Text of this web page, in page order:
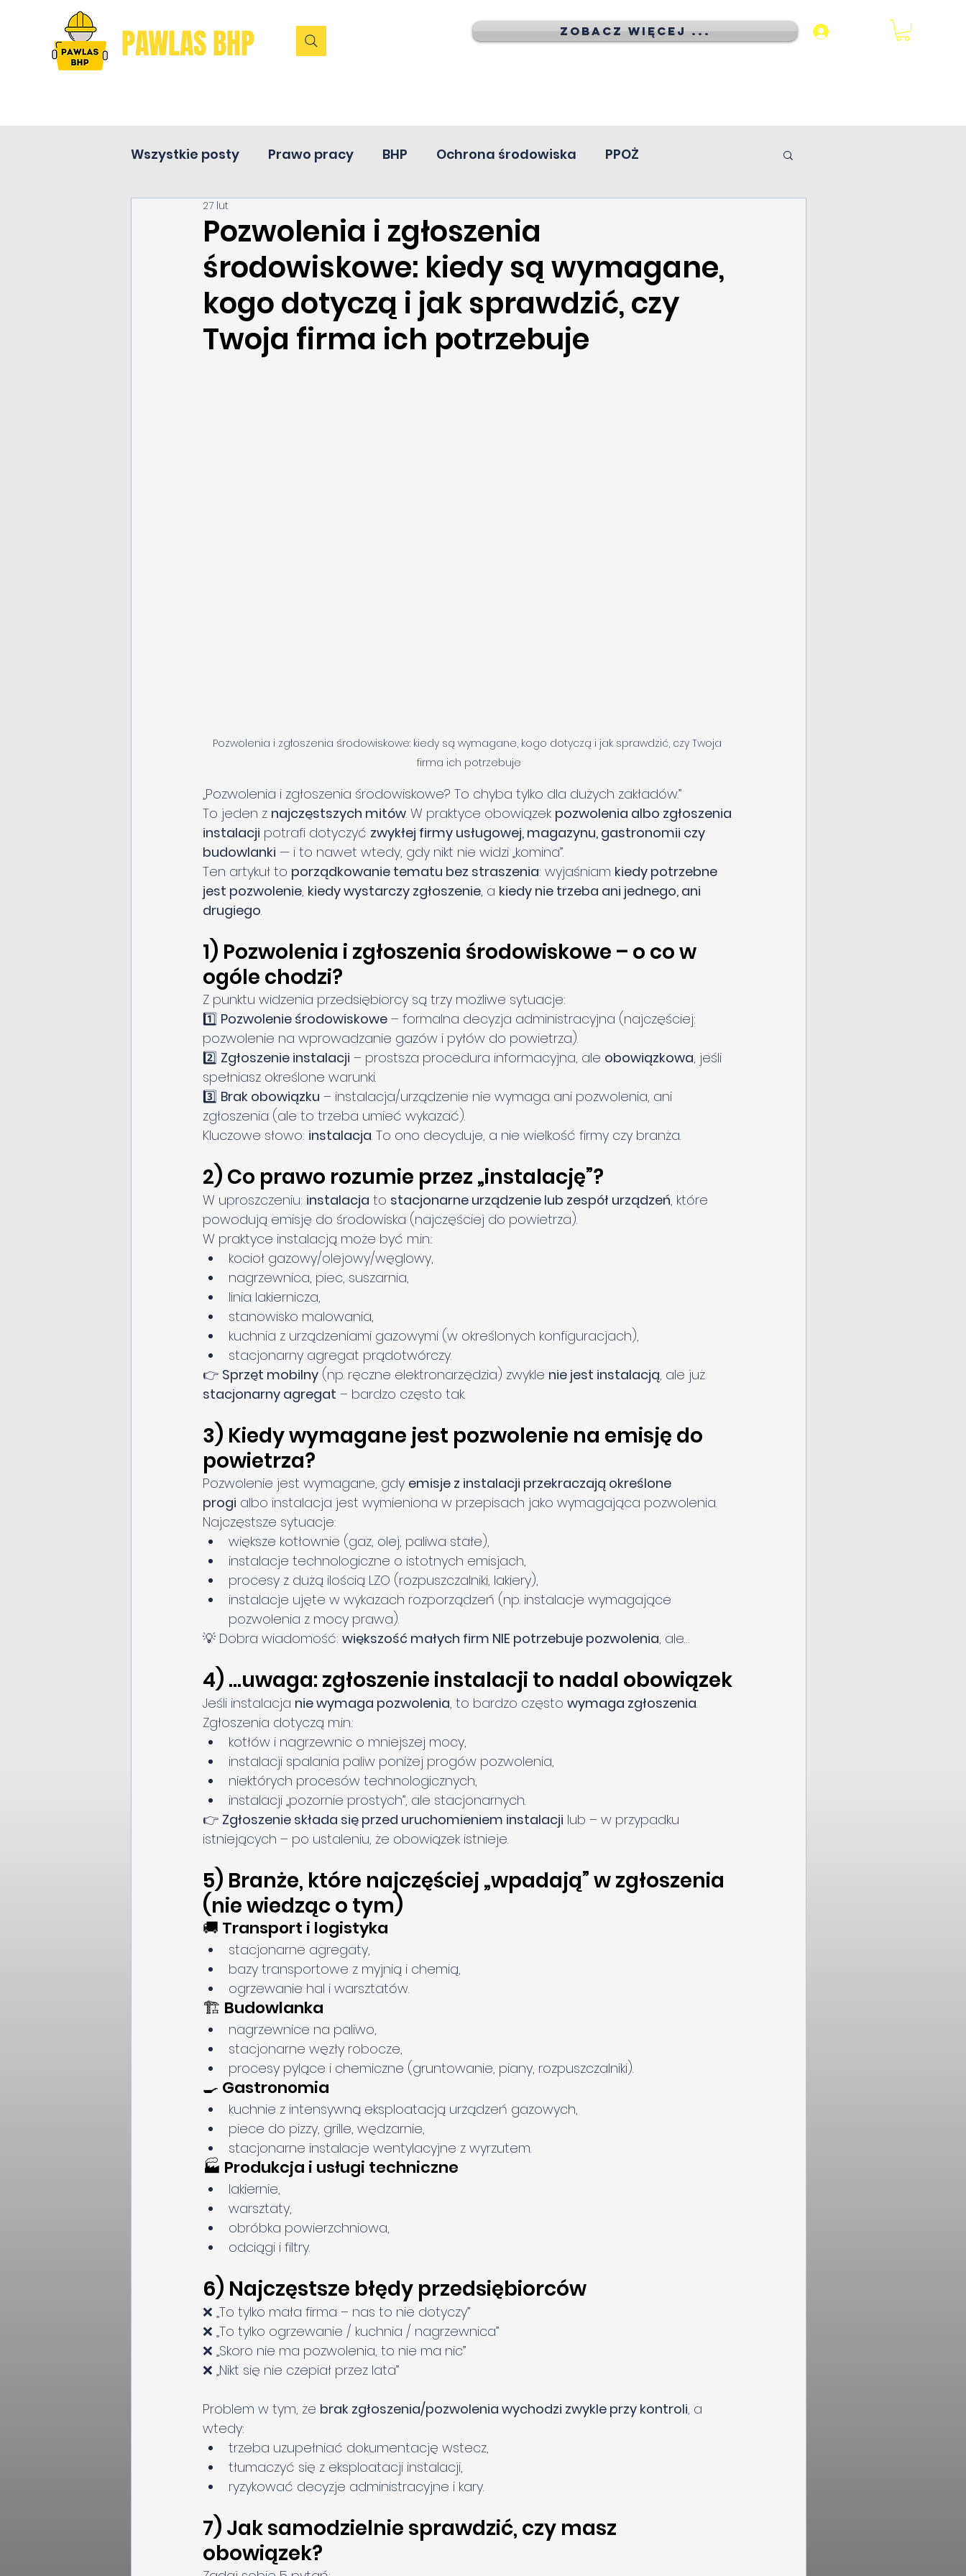
PAWLAS BHP Zobacz więcej ...
Wszystkie posty Prawo pracy BHP Ochrona środowiska PPOŻ
Pierwsza pomoc
Pozwolenia i zgłoszenia
środowiskowe: kiedy są wymagane,
kogo dotyczą i jak sprawdzić, czy
Twoja firma ich potrzebuje
27 lut
Pozwolenia i zgłoszenia środowiskowe: kiedy są wymagane, kogo dotyczą i jak sprawdzić, czy Twoja
firma ich potrzebuje
„Pozwolenia i zgłoszenia środowiskowe? To chyba tylko dla dużych zakładów.”
To jeden z najczęstszych mitów. W praktyce obowiązek pozwolenia albo zgłoszenia
instalacji potrafi dotyczyć zwykłej firmy usługowej, magazynu, gastronomii czy
budowlanki — i to nawet wtedy, gdy nikt nie widzi „komina”.
Ten artykuł to porządkowanie tematu bez straszenia: wyjaśniam kiedy potrzebne
jest pozwolenie, kiedy wystarczy zgłoszenie, a kiedy nie trzeba ani jednego, ani
drugiego.
1) Pozwolenia i zgłoszenia środowiskowe – o co w
ogóle chodzi?
Z punktu widzenia przedsiębiorcy są trzy możliwe sytuacje:
1️⃣ Pozwolenie środowiskowe – formalna decyzja administracyjna (najczęściej:
pozwolenie na wprowadzanie gazów i pyłów do powietrza).
2️⃣ Zgłoszenie instalacji – prostsza procedura informacyjna, ale obowiązkowa, jeśli
spełniasz określone warunki.
3️⃣ Brak obowiązku – instalacja/urządzenie nie wymaga ani pozwolenia, ani
zgłoszenia (ale to trzeba umieć wykazać).
Kluczowe słowo: instalacja. To ono decyduje, a nie wielkość firmy czy branża.
2) Co prawo rozumie przez „instalację”?
W uproszczeniu: instalacja to stacjonarne urządzenie lub zespół urządzeń, które
powodują emisję do środowiska (najczęściej do powietrza).
W praktyce instalacją może być m.in.:
kocioł gazowy/olejowy/węglowy,
nagrzewnica, piec, suszarnia,
linia lakiernicza,
stanowisko malowania,
kuchnia z urządzeniami gazowymi (w określonych konfiguracjach),
stacjonarny agregat prądotwórczy.
👉 Sprzęt mobilny (np. ręczne elektronarzędzia) zwykle nie jest instalacją, ale już
stacjonarny agregat – bardzo często tak.
3) Kiedy wymagane jest pozwolenie na emisję do
powietrza?
Pozwolenie jest wymagane, gdy emisje z instalacji przekraczają określone
progi albo instalacja jest wymieniona w przepisach jako wymagająca pozwolenia.
Najczęstsze sytuacje:
większe kotłownie (gaz, olej, paliwa stałe),
instalacje technologiczne o istotnych emisjach,
procesy z dużą ilością LZO (rozpuszczalniki, lakiery),
instalacje ujęte w wykazach rozporządzeń (np. instalacje wymagające
pozwolenia z mocy prawa).
💡 Dobra wiadomość: większość małych firm NIE potrzebuje pozwolenia, ale…
4) …uwaga: zgłoszenie instalacji to nadal obowiązek
Jeśli instalacja nie wymaga pozwolenia, to bardzo często wymaga zgłoszenia.
Zgłoszenia dotyczą m.in.:
kotłów i nagrzewnic o mniejszej mocy,
instalacji spalania paliw poniżej progów pozwolenia,
niektórych procesów technologicznych,
instalacji „pozornie prostych”, ale stacjonarnych.
👉 Zgłoszenie składa się przed uruchomieniem instalacji lub – w przypadku
istniejących – po ustaleniu, że obowiązek istnieje.
5) Branże, które najczęściej „wpadają” w zgłoszenia
(nie wiedząc o tym)
🚚 Transport i logistyka
stacjonarne agregaty,
bazy transportowe z myjnią i chemią,
ogrzewanie hal i warsztatów.
🏗️ Budowlanka
nagrzewnice na paliwo,
stacjonarne węzły robocze,
procesy pylące i chemiczne (gruntowanie, piany, rozpuszczalniki).
🍳 Gastronomia
kuchnie z intensywną eksploatacją urządzeń gazowych,
piece do pizzy, grille, wędzarnie,
stacjonarne instalacje wentylacyjne z wyrzutem.
🏭 Produkcja i usługi techniczne
lakiernie,
warsztaty,
obróbka powierzchniowa,
odciągi i filtry.
6) Najczęstsze błędy przedsiębiorców
❌ „To tylko mała firma – nas to nie dotyczy”
❌ „To tylko ogrzewanie / kuchnia / nagrzewnica”
❌ „Skoro nie ma pozwolenia, to nie ma nic”
❌ „Nikt się nie czepiał przez lata”
Problem w tym, że brak zgłoszenia/pozwolenia wychodzi zwykle przy kontroli, a
wtedy:
trzeba uzupełniać dokumentację wstecz,
tłumaczyć się z eksploatacji instalacji,
ryzykować decyzje administracyjne i kary.
7) Jak samodzielnie sprawdzić, czy masz
obowiązek?